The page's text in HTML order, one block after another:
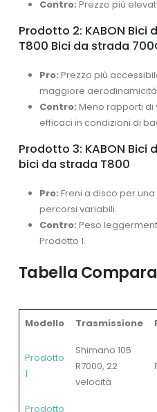
Contro: Prezzo più
Prodotto 2: KABON
T800 Bici da strada
Pro: Prezzo più
maggiore
Contro: Meno rapporti di
efficaci in condizioni di
Prodotto 3: KABON
bici da strada T800
Pro: Freni a disco per
percorsi variabili.
Contro: Peso
Prodotto 1.
Tabella
Modello Trasmissione
Prodotto
1
Shimano 105
R7000, 22
velocità
Prodotto